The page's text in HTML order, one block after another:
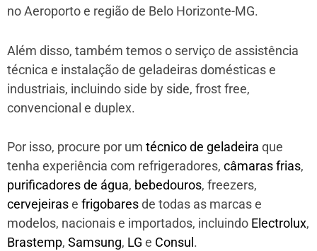
no Aeroporto e região de Belo Horizonte-MG.
Além disso, também temos o serviço de assistência
técnica e instalação de geladeiras domésticas e
industriais, incluindo side by side, frost free,
convencional e duplex.
Por isso, procure por um técnico de geladeira que
tenha experiência com refrigeradores, câmaras frias,
purificadores de água, bebedouros, freezers,
cervejeirase frigobaresde todas as marcas e
modelos, nacionais e importados, incluindo Electrolux,
Brastemp, Samsung, LG e Consul .